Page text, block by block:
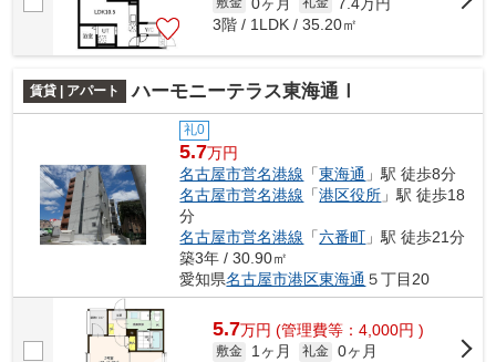
3階 / 1LDK / 35.20㎡
賃貸 | アパート ハーモニーテラス東海通Ⅰ
礼0
5.7万円
名古屋市営名港線 「東海通 」駅 徒歩8分
名古屋市営名港線 「港区役所 」駅 徒歩18
分
名古屋市営名港線 「六番町 」駅 徒歩21分
築3年 / 30.90㎡
愛知県名古屋市港区東海通 ５丁目20
5.7万円 (管理費等：4,000円 )
敷金 1ヶ月 礼金 0ヶ月